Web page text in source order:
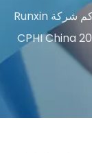
تدعوكم شركة Runxin